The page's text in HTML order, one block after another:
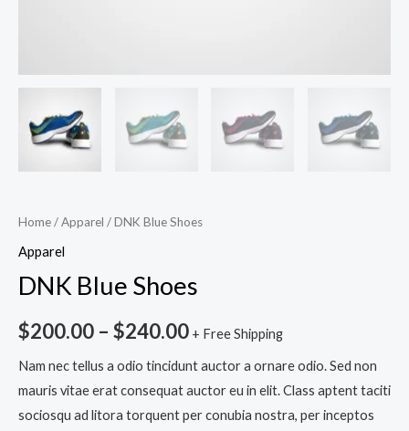
Home/Apparel / DNK Blue Shoes
Apparel
DNK Blue Shoes
$200.00 – $240.00 + Free Shipping
Nam nec tellus a odio tincidunt auctor a ornare odio. Sed non
mauris vitae erat consequat auctor eu in elit. Class aptent taciti
sociosqu ad litora torquent per conubia nostra, per inceptos